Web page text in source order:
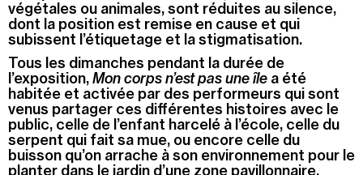
végétales ou animales, sont réduites au silence,
dont la position est remise en cause et qui
subissent l’étiquetage et la stigmatisation.
Tous les dimanches pendant la durée de
l’exposition,Mon corps n’est pas une île a été
habitée et activée par des performeurs qui sont
venus partager ces différentes histoires avec le
public, celle de l’enfant harcelé à l’école, celle du
serpent qui fait sa mue, ou encore celle du
buisson qu’on arrache à son environnement pour le
planter dans le jardin d’une zone pavillonnaire.